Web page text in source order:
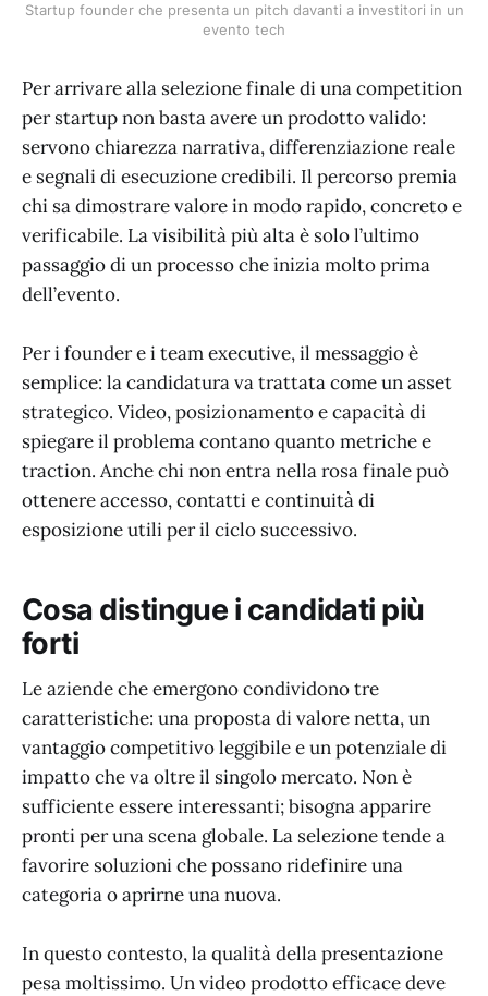
Startup founder che presenta un pitch davanti a investitori in un
evento tech
Per arrivare alla selezione finale di una competition
per startup non basta avere un prodotto valido:
servono chiarezza narrativa, differenziazione reale
e segnali di esecuzione credibili. Il percorso premia
chi sa dimostrare valore in modo rapido, concreto e
verificabile. La visibilità più alta è solo l’ultimo
passaggio di un processo che inizia molto prima
dell’evento.
Per i founder e i team executive, il messaggio è
semplice: la candidatura va trattata come un asset
strategico. Video, posizionamento e capacità di
spiegare il problema contano quanto metriche e
traction. Anche chi non entra nella rosa finale può
ottenere accesso, contatti e continuità di
esposizione utili per il ciclo successivo.
Cosa distingue i candidati più
forti
Le aziende che emergono condividono tre
caratteristiche: una proposta di valore netta, un
vantaggio competitivo leggibile e un potenziale di
impatto che va oltre il singolo mercato. Non è
sufficiente essere interessanti; bisogna apparire
pronti per una scena globale. La selezione tende a
favorire soluzioni che possano ridefinire una
categoria o aprirne una nuova.
In questo contesto, la qualità della presentazione
pesa moltissimo. Un video prodotto efficace deve